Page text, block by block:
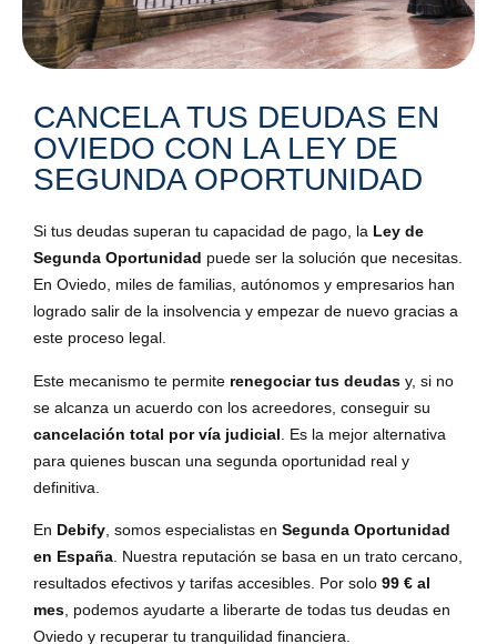
CANCELA TUS DEUDAS EN
OVIEDO CON LA LEY DE
SEGUNDA OPORTUNIDAD
Si tus deudas superan tu capacidad de pago, la Ley de
Segunda Oportunidad puede ser la solución que necesitas.
En Oviedo, miles de familias, autónomos y empresarios han
logrado salir de la insolvencia y empezar de nuevo gracias a
este proceso legal.
Este mecanismo te permite renegociar tus deudas y, si no
se alcanza un acuerdo con los acreedores, conseguir su
cancelación total por vía judicial . Es la mejor alternativa
para quienes buscan una segunda oportunidad real y
definitiva.
En Debify , somos especialistas en Segunda Oportunidad
en España . Nuestra reputación se basa en un trato cercano,
resultados efectivos y tarifas accesibles. Por solo 99 € al
mes , podemos ayudarte a liberarte de todas tus deudas en
Oviedo y recuperar tu tranquilidad financiera.